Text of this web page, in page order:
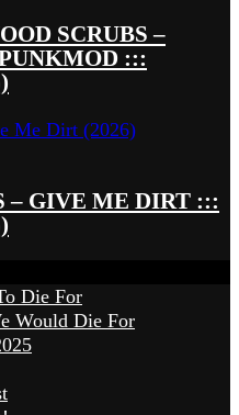
SCRUBS –
:::
– GIVE ME DIRT :::
Die For
Would Die For